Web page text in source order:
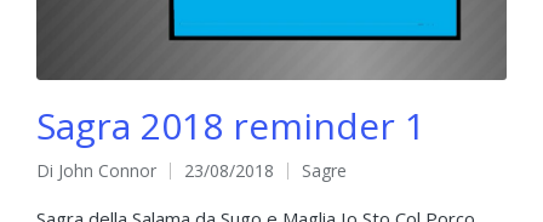
Sagra 2018 reminder 1
Pubblicato
da
Di John Connor 23/08/2018
Pubblicato
in
Sagre